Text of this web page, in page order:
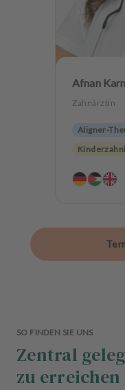
Afnan
Zahnärztin
Aligner-
Ästhetische
SO FINDEN SIE UNS
Zentral
zu erreichen